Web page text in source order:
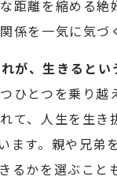
距離を縮める
係を一気に気づ
、生きるとい
ひとつを乗り
て、人生を生
ます。親や兄弟
るかを選ぶこ